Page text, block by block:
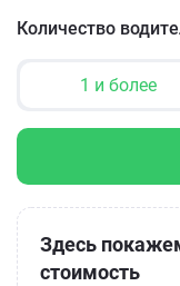
Количество
1 и более
Здесь
стоимость